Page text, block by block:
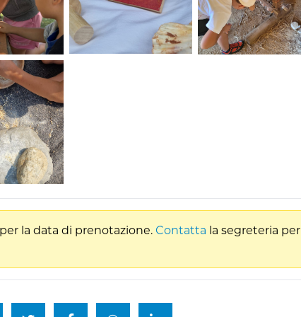
la data di prenotazione. Contatta la segreteria per